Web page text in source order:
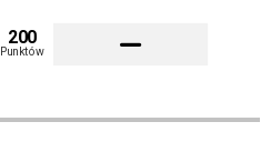
200
Punktów